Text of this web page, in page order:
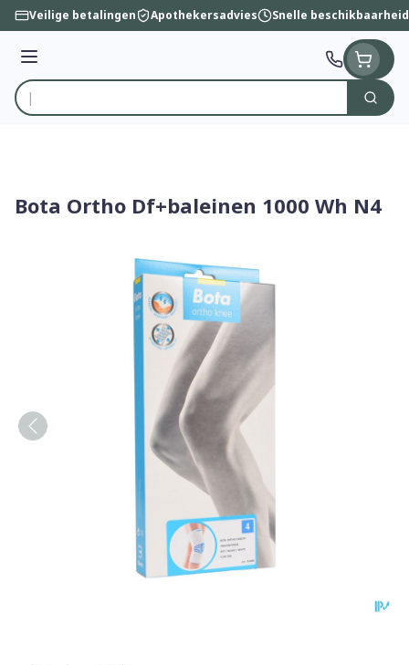
Ga naar de inhoud
Veilige betalingen Apothekersadvies Snelle beschikbaarheid
Menu
Product, merk, categorie...
Zoek
Bota Ortho Df+baleinen 1000 Wh N4